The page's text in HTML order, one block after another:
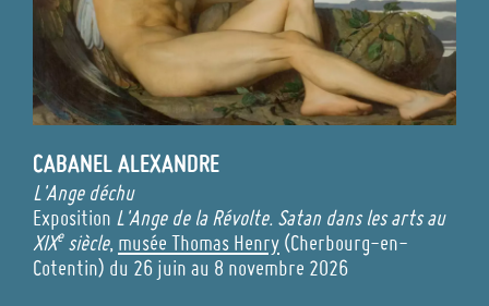
CABANELALEXANDRE
L'Ange déchu
Exposition L'Ange de la Révolte. Satan dans les arts au
XIXesiècle, musée Thomas Henry (Cherbourg-en-
Cotentin) du 26 juin au 8 novembre 2026